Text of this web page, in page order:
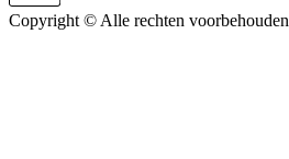
Copyright © Alle rechten voorbehouden